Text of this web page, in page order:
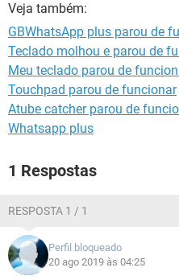
Veja também:
GBWhatsApp plus parou de
Teclado molhou e parou de
Meu teclado parou de
Touchpad parou de funcionar
Atube catcher parou de
Whatsapp plus
1 Respostas
RESPOSTA 1 / 1
Perfil bloqueado
20 ago 2019 às 04:25